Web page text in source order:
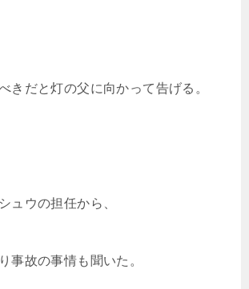
きだと灯の父に向かって告げる。
ュウの担任から、
事故の事情も聞いた。